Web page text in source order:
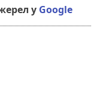
у Google